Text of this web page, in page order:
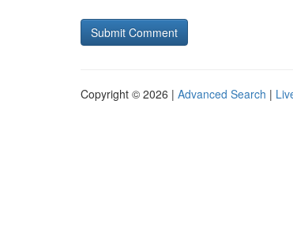
Copyright © 2026 | Advanced Search |